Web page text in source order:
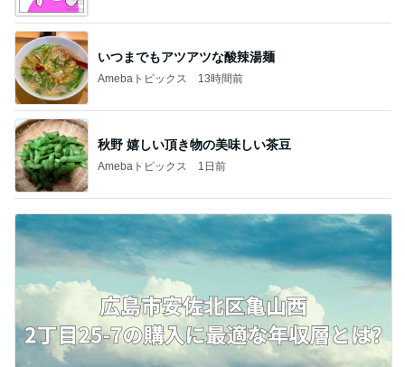
いつまでもアツアツな酸辣湯麺
Amebaトピックス 13時間前
秋野 嬉しい頂き物の美味しい茶豆
Amebaトピックス 1日前